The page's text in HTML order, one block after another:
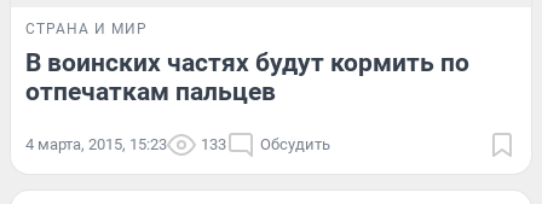
СТРАНА И МИР
В воинских частях будут кормить по
отпечаткам пальцев
4 марта, 2015, 15:23 133 Обсудить